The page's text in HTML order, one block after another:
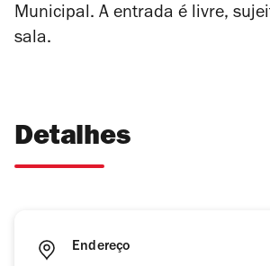
Municipal. A entrada é livre,
sala.
Detalhes
Endereço